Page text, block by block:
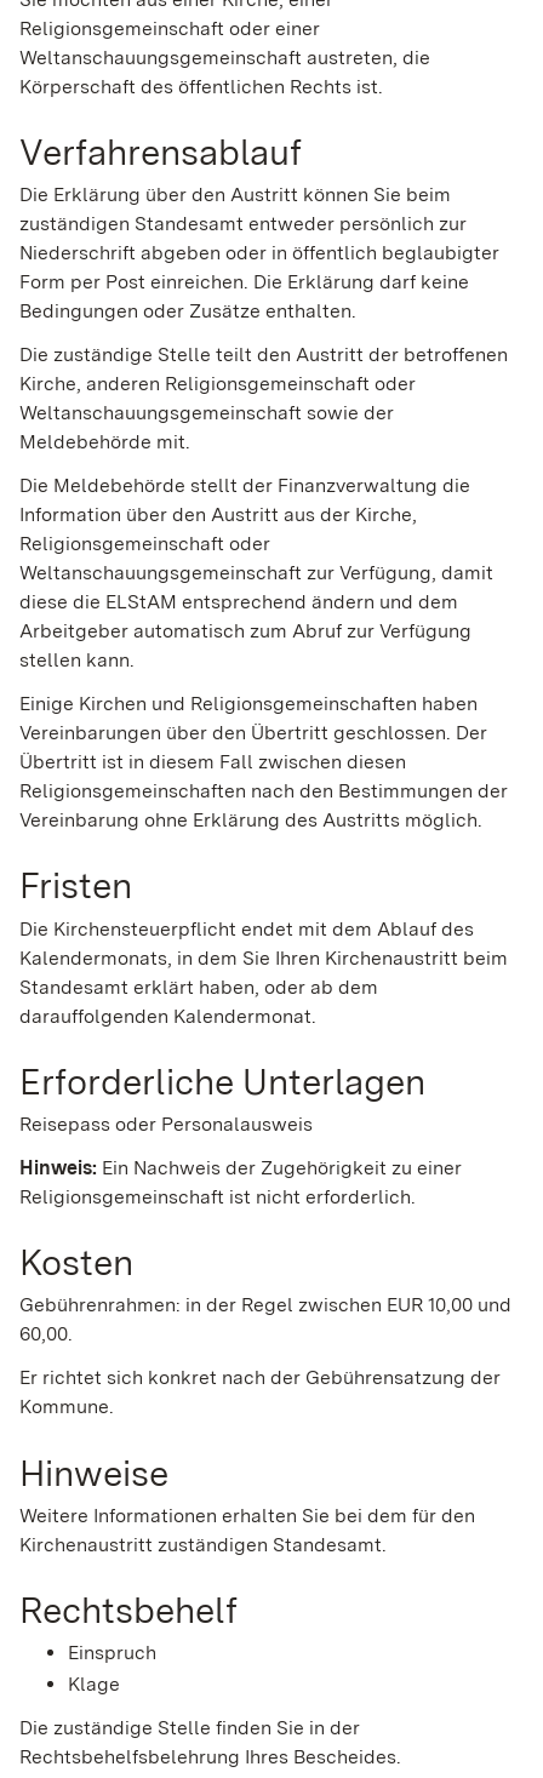
Religionsgemeinschaft oder einer
Weltanschauungsgemeinschaft austreten, die
Körperschaft des öffentlichen Rechts ist.
Verfahrensablauf
Die Erklärung über den Austritt können Sie beim
zuständigen Standesamt entweder persönlich zur
Niederschrift abgeben oder in öffentlich beglaubigter
Form per Post einreichen. Die Erklärung darf keine
Bedingungen oder Zusätze enthalten.
Die zuständige Stelle teilt den Austritt der betroffenen
Kirche, anderen Religionsgemeinschaft oder
Weltanschauungsgemeinschaft sowie der
Meldebehörde mit.
Die Meldebehörde stellt der Finanzverwaltung die
Information über den Austritt aus der Kirche,
Religionsgemeinschaft oder
Weltanschauungsgemeinschaft zur Verfügung, damit
diese die ELStAM entsprechend ändern und dem
Arbeitgeber automatisch zum Abruf zur Verfügung
stellen kann.
Einige Kirchen und Religionsgemeinschaften haben
Vereinbarungen über den Übertritt geschlossen. Der
Übertritt ist in diesem Fall zwischen diesen
Religionsgemeinschaften nach den Bestimmungen der
Vereinbarung ohne Erklärung des Austritts möglich.
Fristen
Die Kirchensteuerpflicht endet mit dem Ablauf des
Kalendermonats, in dem Sie Ihren Kirchenaustritt beim
Standesamt erklärt haben, oder ab dem
darauffolgenden Kalendermonat.
Erforderliche Unterlagen
Reisepass oder Personalausweis
Hinweis: Ein Nachweis der Zugehörigkeit zu einer
Religionsgemeinschaft ist nicht erforderlich.
Kosten
Gebührenrahmen: in der Regel zwischen EUR 10,00 und
60,00.
Er richtet sich konkret nach der Gebührensatzung der
Kommune.
Hinweise
Weitere Informationen erhalten Sie bei dem für den
Kirchenaustritt zuständigen Standesamt.
Rechtsbehelf
Einspruch
Klage
Die zuständige Stelle finden Sie in der
Rechtsbehelfsbelehrung Ihres Bescheides.